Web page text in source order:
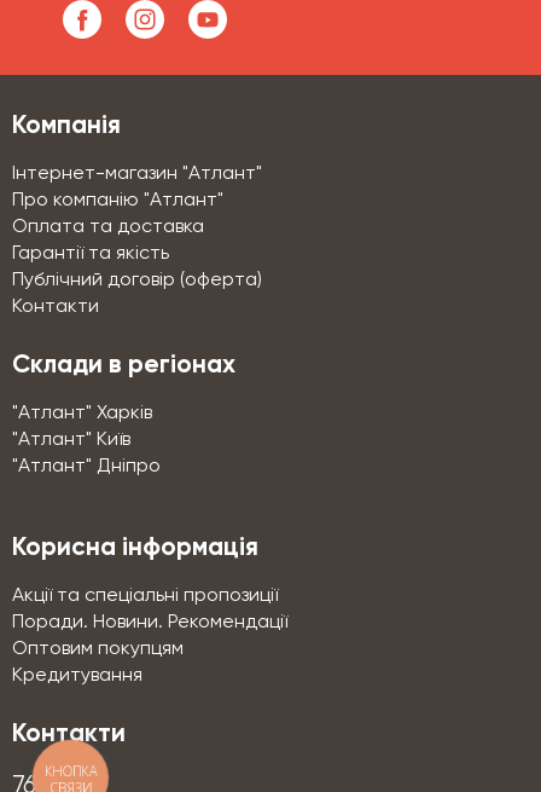
Компанія
Інтернет-магазин "Атлант"
Про компанію "Атлант"
Оплата та доставка
Гарантії та якість
Публічний договір (оферта)
Контакти
Склади в регіонах
"Атлант" Харків
"Атлант" Київ
"Атлант" Дніпро
Корисна інформація
Акції та спеціальні пропозиції
Поради. Новини. Рекомендації
Оптовим покупцям
Кредитування
Контакти
76-76
КНОПКА
СВЯЗИ